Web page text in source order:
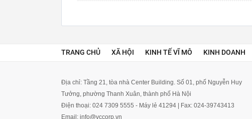
TRANG CHỦ XÃ HỘI KINH TẾ VĨ MÔ KINH DOANH
Địa chỉ: Tầng 21, tòa nhà Center Building. Số 01, phố Nguyễn Huy
Tưởng, phường Thanh Xuân, thành phố Hà Nội
Điện thoại: 024 7309 5555 - Máy lẻ 41294 | Fax: 024-39743413
Email: info@vccorp.vn